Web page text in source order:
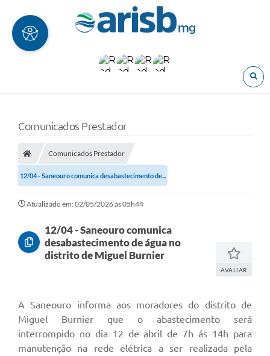
Comunicados Prestador
Comunicados Prestador
12/04 - Saneouro comunica desabastecimento de...
Atualizado em: 02/05/2026 às 05h44
12/04 - Saneouro comunica
desabastecimento de água no
distrito de Miguel Burnier
AVALIAR
A Saneouro informa aos moradores do distrito de
Miguel Burnier que o abastecimento será
interrompido no dia 12 de abril de 7h ás 14h para
manutenção na rede elétrica a ser realizada pela